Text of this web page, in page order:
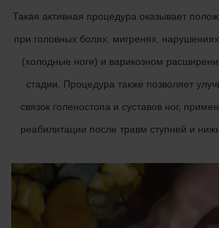
Такая активная процедура оказывает
при головных болях, мигренях,
(холодные ноги) и варикозном
стадии. Процедура также позволяет
связок голеностопа и суставов ног,
реабилитации после травм ступней и